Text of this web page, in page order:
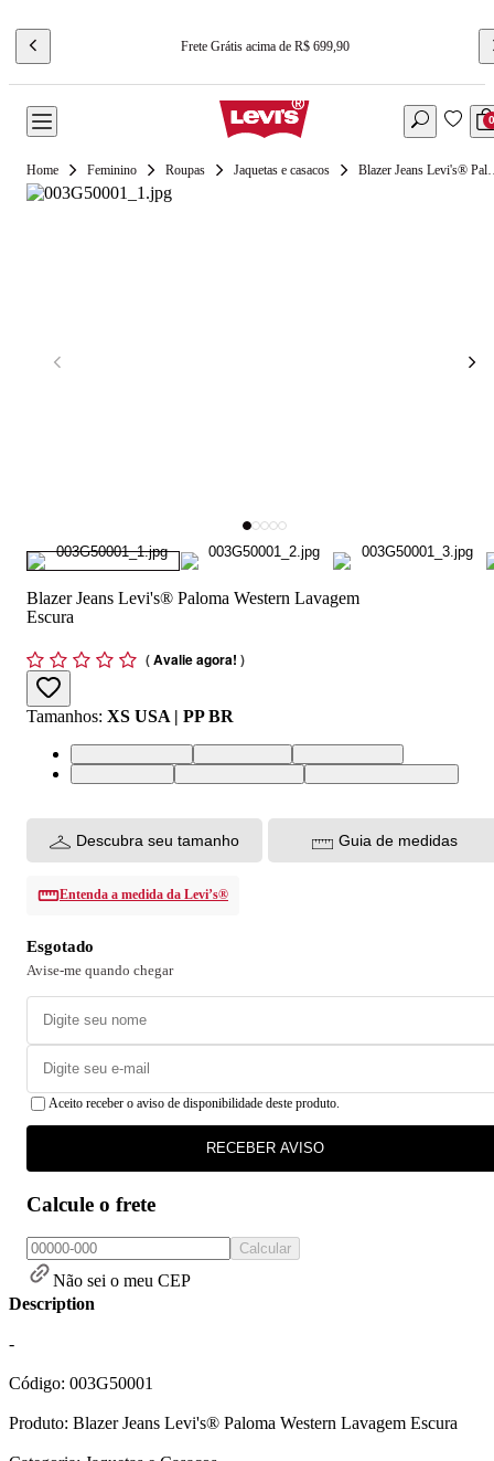
Frete Grátis acima de R$ 699,90
0
Feminino Roupas Jaquetas e casacos Blazer Jeans
Blazer Jeans Levi's® Paloma Western Lavagem
Escura
(Avalie agora! )
Tamanhos: XS USA | PP BR
XS USA | PP BRS USA | P BRM USA | M BR
L USA | G BRXL USA | GG BRXXL USA | EGG BR
Descubra seu tamanho Guia de medidas
Entenda a medida da Levi’s®
Esgotado
Avise-me quando chegar
Aceito receber o aviso de disponibilidade deste produto.
RECEBER AVISO
Calcule o frete
Calcular
Não sei o meu CEP
Description
-
Código: 003G50001
Produto: Blazer Jeans Levi's® Paloma Western Lavagem Escura